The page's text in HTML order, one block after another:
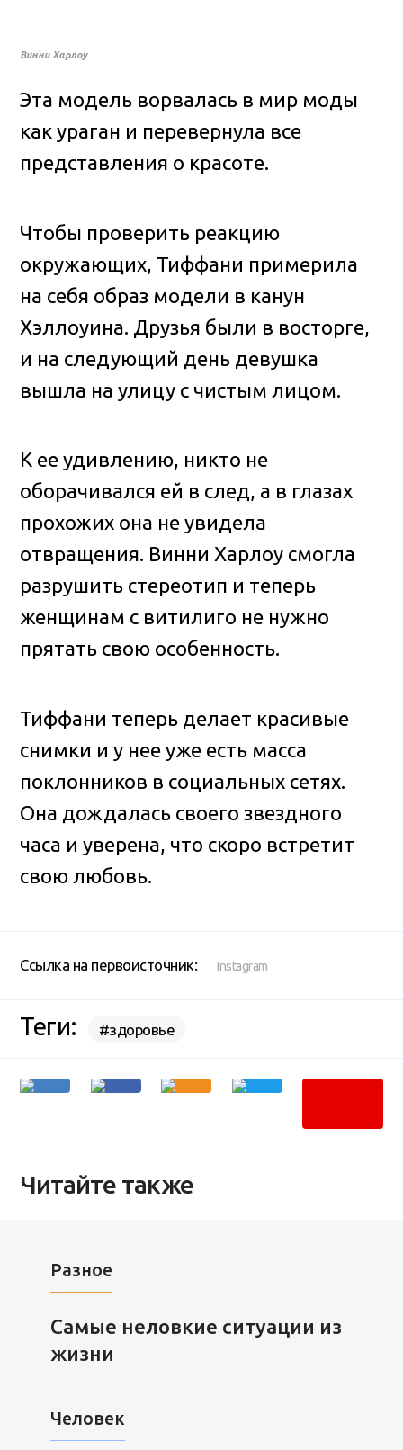
Винни Харлоу
Эта модель ворвалась в мир моды
как ураган и перевернула все
представления о красоте.
Чтобы проверить реакцию
окружающих, Тиффани примерила
на себя образ модели в канун
Хэллоуина. Друзья были в восторге,
и на следующий день девушка
вышла на улицу с чистым лицом.
К ее удивлению, никто не
оборачивался ей в след, а в глазах
прохожих она не увидела
отвращения. Винни Харлоу смогла
разрушить стереотип и теперь
женщинам с витилиго не нужно
прятать свою особенность.
Тиффани теперь делает красивые
снимки и у нее уже есть масса
поклонников в социальных сетях.
Она дождалась своего звездного
часа и уверена, что скоро встретит
свою любовь.
Ссылка на первоисточник: Instagram
Теги: #здоровье
Читайте также
Разное
Самые неловкие ситуации из
жизни
Человек